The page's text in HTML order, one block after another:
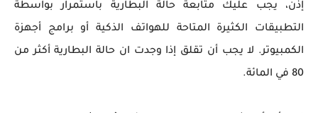
إذن، يجب عليك متابعة حالة البطارية باستمرار بواسطة
التطبيقات الكثيرة المتاحة للهواتف الذكية أو برامج أجهزة
الكمبيوتر. لا يجب أن تقلق إذا وجدت ان حالة البطارية أكثر من
80 في المائة.